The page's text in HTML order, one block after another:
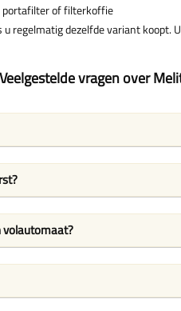
portafilter of filterkoffie
regelmatig dezelfde variant
Veelgestelde vragen over